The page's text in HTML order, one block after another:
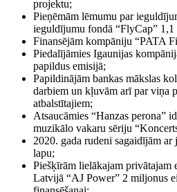
projektu;
Pieņēmām lēmumu par
ieguldījumu fondā “FlyCap” 1,1
Finansējām kompāniju “PATA
Piedalījāmies Igaunijas
papildus emisijā;
Papildinājām bankas mākslas
darbiem un kļuvām arī par viņa
atbalstītajiem;
Atsaucāmies “Hanzas perona”
muzikālo vakaru sēriju
2020. gada rudeni sagaidījām ar
lapu;
Piešķīrām lielākajam privātajam
Latvijā “AJ Power” 2 miljonus